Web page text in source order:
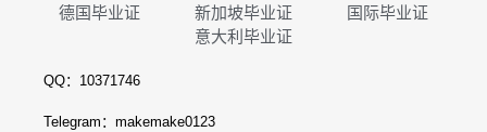
德国毕业证
新加坡毕业证
国际毕业证
意大利毕业证
QQ：10371746
Telegram：makemake0123